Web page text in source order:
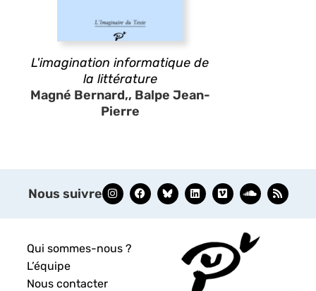
L'imagination informatique de
la littérature
Magné Bernard,, Balpe Jean-
Pierre
Nous suivre
Qui sommes-nous ?
L’équipe
Nous contacter